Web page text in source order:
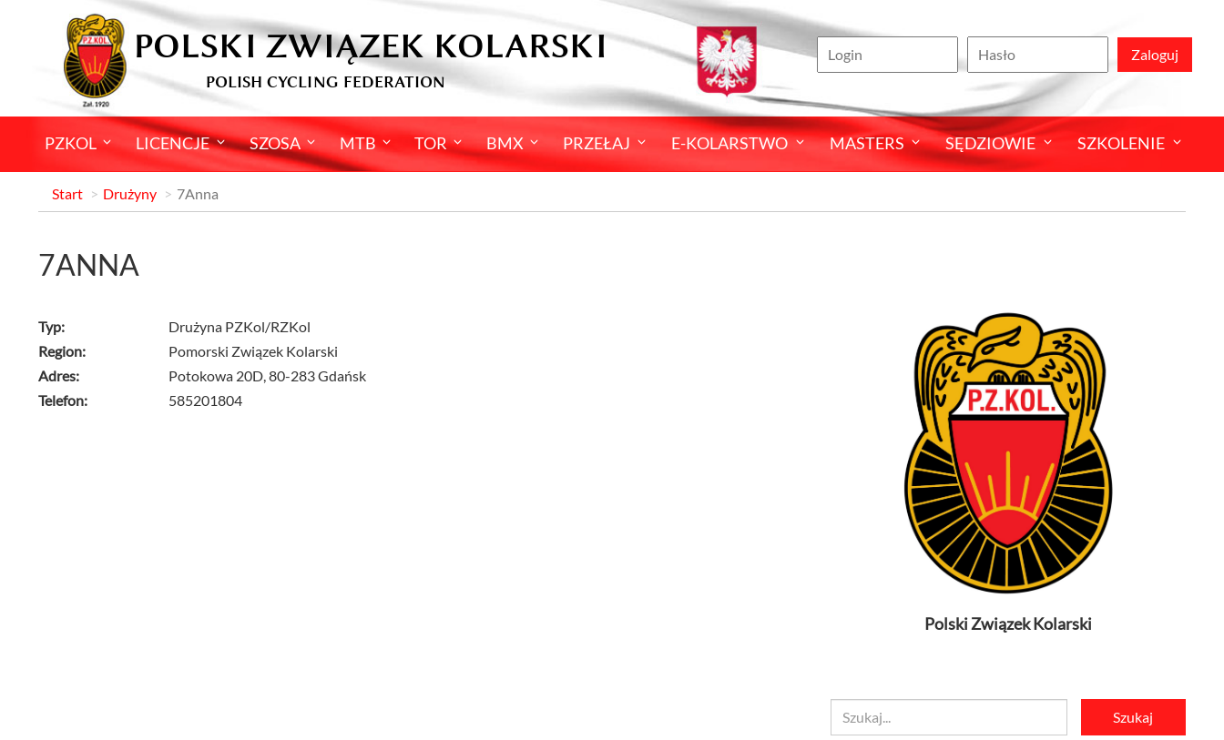
POLSKI ZWIĄZEK KOLARSKI
POLISH CYCLING FEDERATION
Zaloguj
PZKOL LICENCJE SZOSA MTB TOR BMX PRZEŁAJ E-KOLARSTWO MASTERS SĘDZIOWIE SZKOLENIE
Start Drużyny 7Anna
7ANNA
Typ:
Drużyna PZKol/RZKol
Region:
Pomorski Związek Kolarski
Adres:
Potokowa 20D, 80-283 Gdańsk
Telefon:
585201804
Polski Związek Kolarski